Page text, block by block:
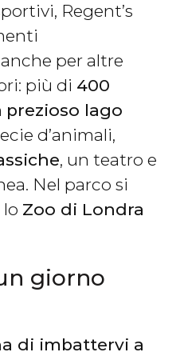
Regent’s
per altre
più di 400
prezioso lago
d’animali,
, un teatro e
Nel parco si
Zoo di Londra
giorno
di imbattervi a